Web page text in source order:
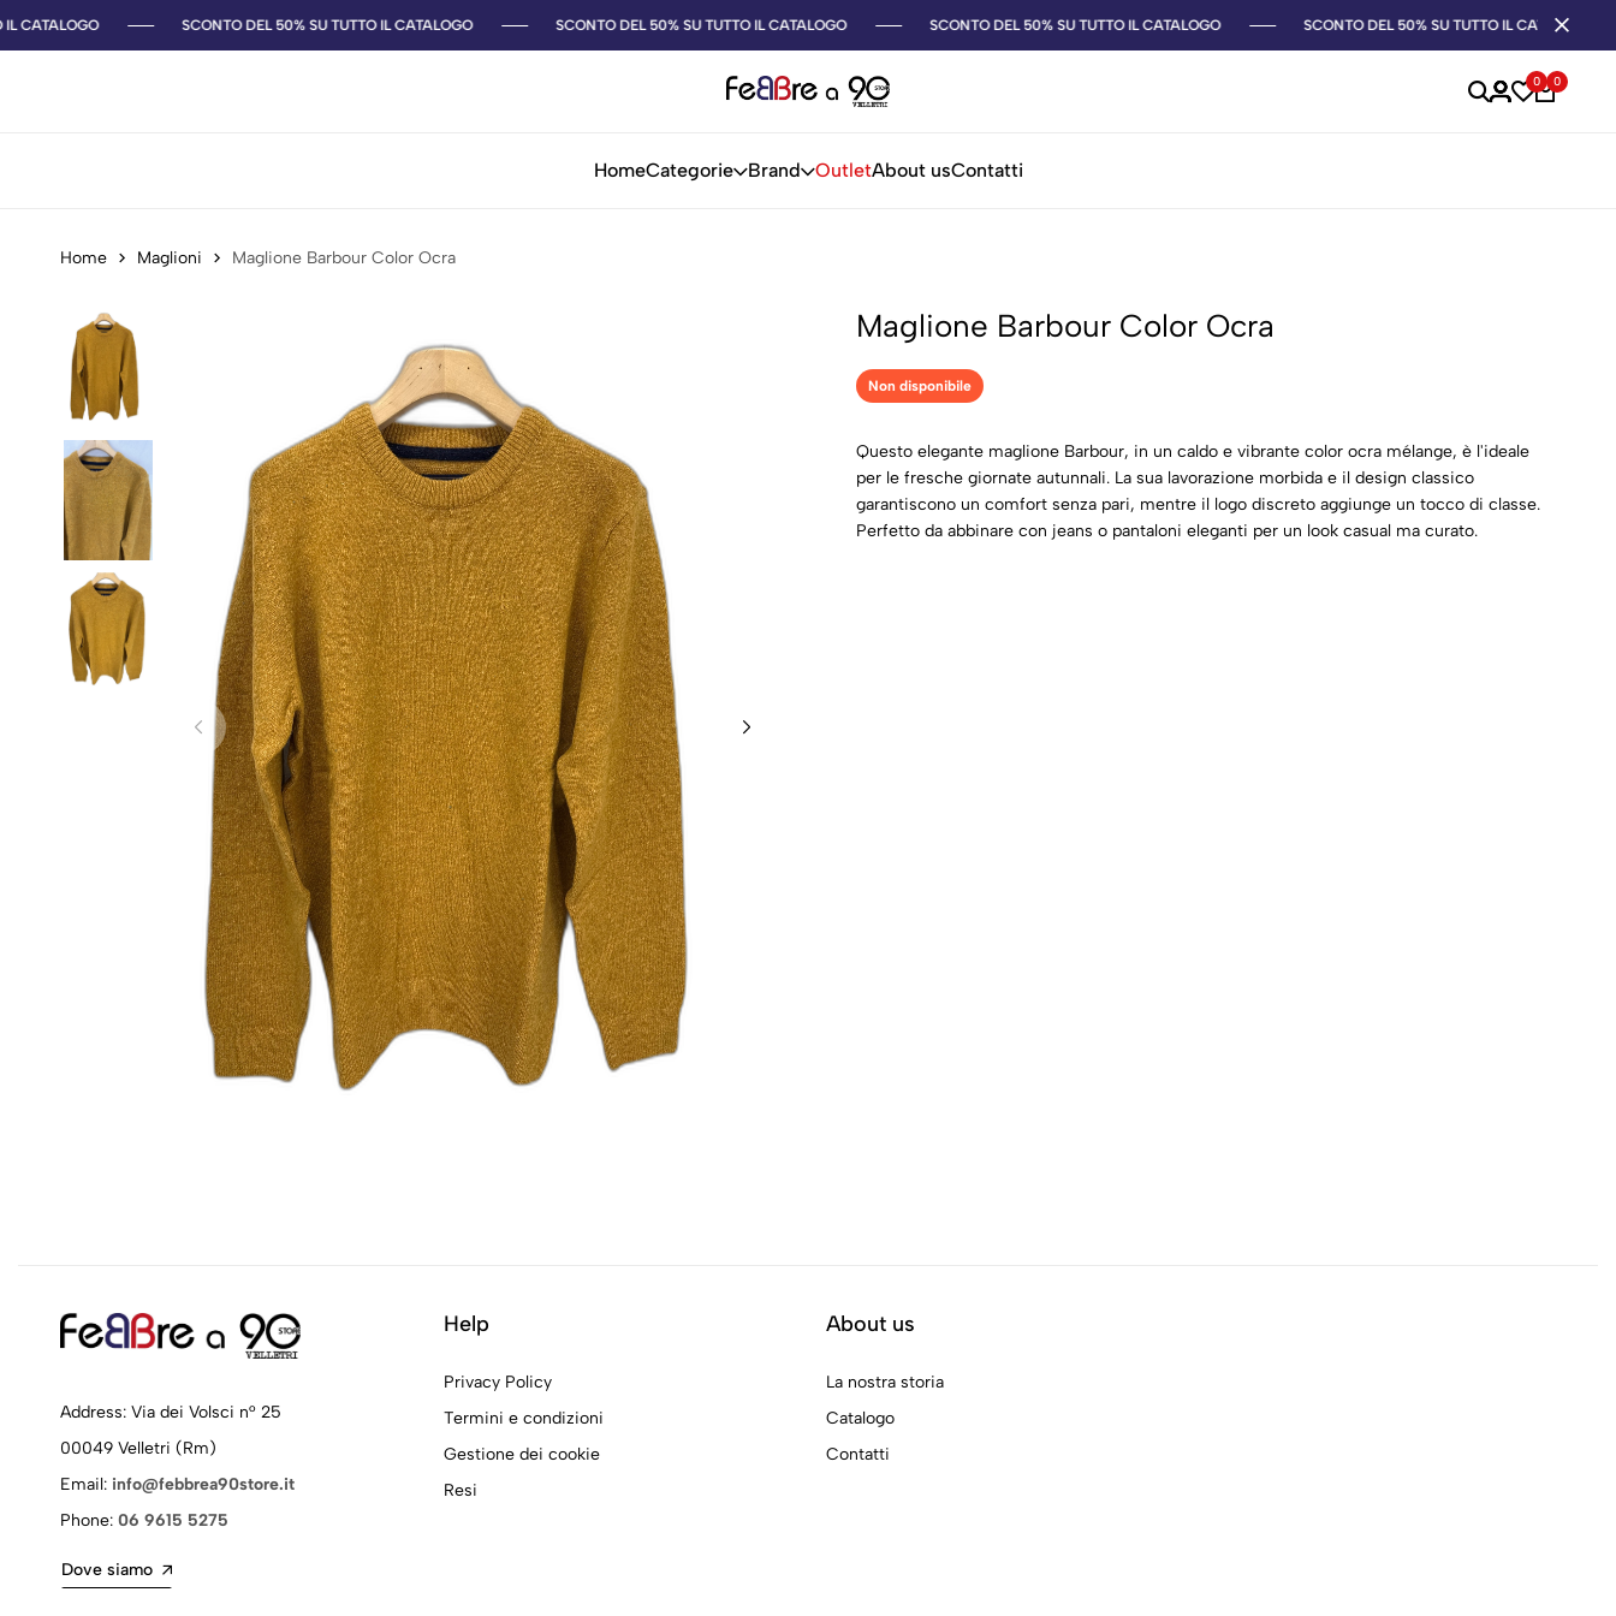
CATALOGO SCONTO DEL 50% SU TUTTO IL CATALOGO SCONTO DEL 50% SU TUTTO IL CATALOGO SCONTO DEL 50% SU TUTTO IL CATALOGO SCONTO DEL 50% SU TUTTO IL CATALOGO
0 0
HomeCategorie Brand OutletAbout usContatti
Home Maglioni Maglione Barbour Color Ocra
Maglione Barbour Color Ocra
Non disponibile
Questo elegante maglione Barbour, in un caldo e vibrante color ocra mélange, è l'ideale
per le fresche giornate autunnali. La sua lavorazione morbida e il design classico
garantiscono un comfort senza pari, mentre il logo discreto aggiunge un tocco di classe.
Perfetto da abbinare con jeans o pantaloni eleganti per un look casual ma curato.
Address: Via dei Volsci n° 25
00049 Velletri (Rm)
Email: info@febbrea90store.it
Phone: 06 9615 5275
Dove siamo
Help
Privacy Policy
Termini e condizioni
Gestione dei cookie
Resi
About us
La nostra storia
Catalogo
Contatti